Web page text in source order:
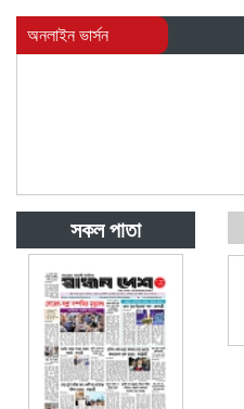
অনলাইন ভার্সন
সকল পাতা